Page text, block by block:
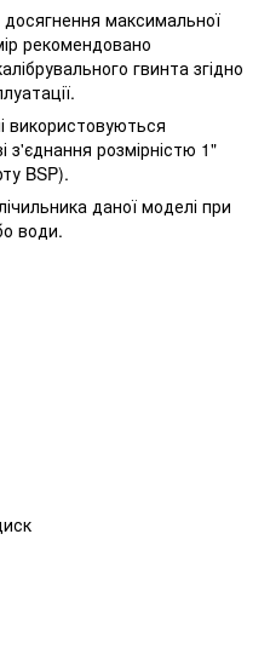
максимальної
рекомендовано
гвинта згідно
використовуються
з'єднання розмірністю 1"
BSP).
даної моделі при
води.